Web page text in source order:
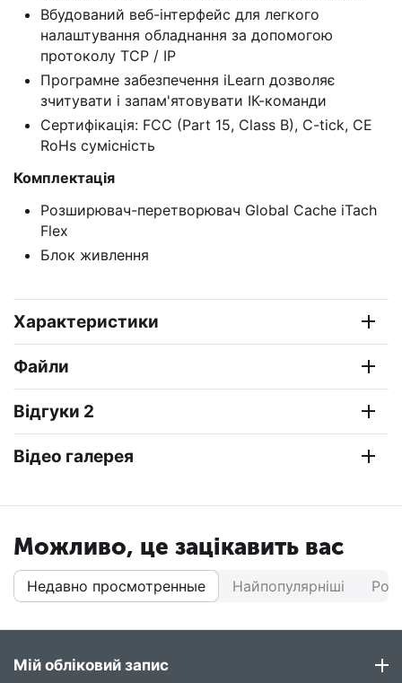
Вбудований веб-інтерфейс для легкого
налаштування обладнання за допомогою
протоколу TCP / IP
Програмне забезпечення iLearn дозволяє
зчитувати і запам'ятовувати ІК-команди
Сертифікація: FCC (Part 15, Class B), C-tick, CE
RoHs сумісність
Комплектація
Розширювач-перетворювач Global Cache iTach
Flex
Блок живлення
Характеристики
Файли
Відгуки 2
Відео галерея
Можливо, це зацікавить вас
Недавно просмотренные Найпопулярніші
Мій обліковий запис